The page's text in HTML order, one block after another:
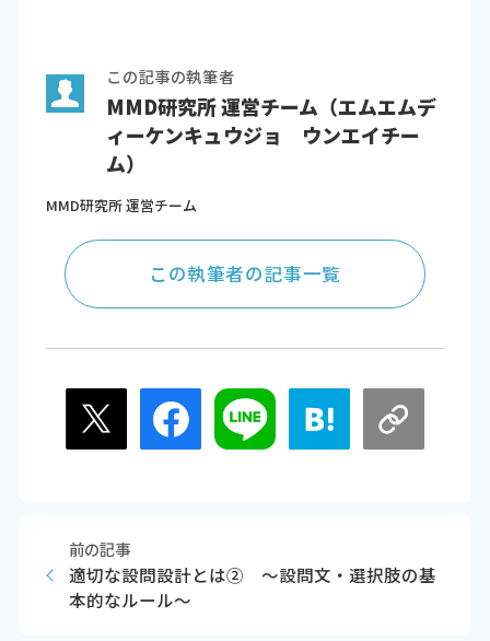
この記事の執筆者
MMD研究所 運営チーム（エムエムデ
ィーケンキュウジョ ウンエイチー
ム）
MMD研究所 運営チーム
この執筆者の記事一覧
前の記事
適切な設問設計とは② ～設問文・選択肢の基
本的なルール～